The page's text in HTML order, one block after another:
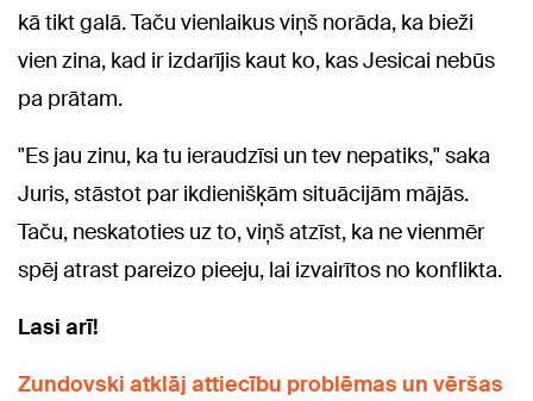
kā tikt galā. Taču vienlaikus viņš norāda, ka bieži
vien zina, kad ir izdarījis kaut ko, kas Jesicai nebūs
pa prātam.
"Es jau zinu, ka tu ieraudzīsi un tev nepatiks," saka
Juris, stāstot par ikdienišķām situācijām mājās.
Taču, neskatoties uz to, viņš atzīst, ka ne vienmēr
spēj atrast pareizo pieeju, lai izvairītos no konflikta.
Lasi arī!
Zundovski atklāj attiecību problēmas un vēršas